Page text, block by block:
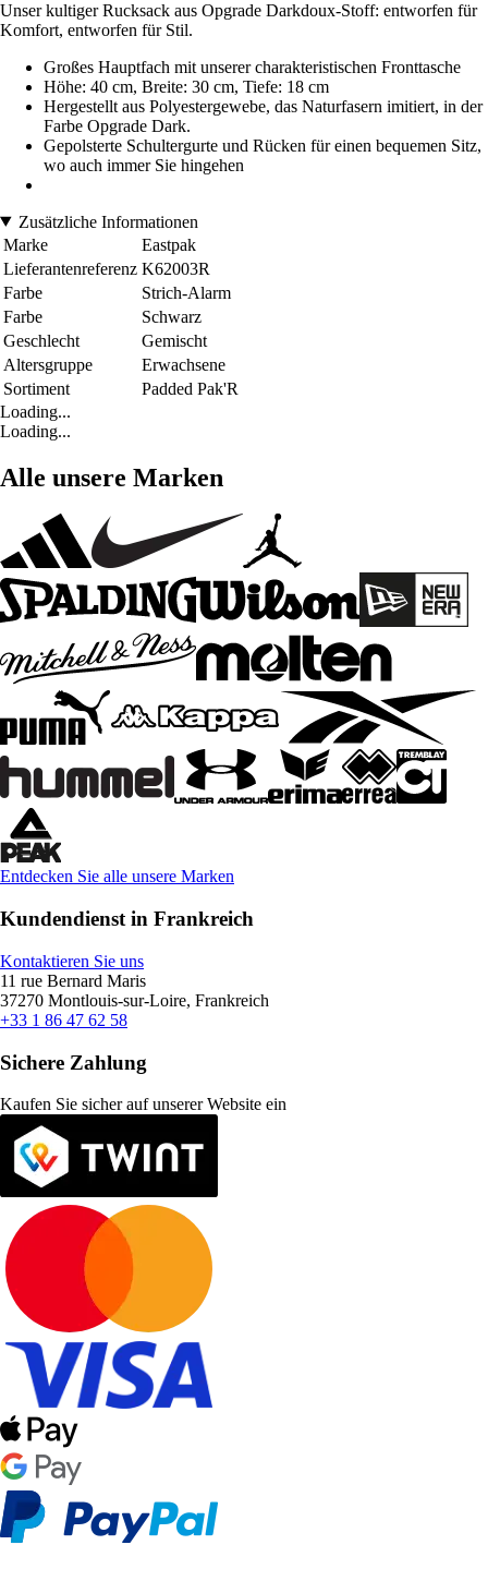
Unser kultiger Rucksack aus Opgrade Darkdoux-Stoff: entworfen für
Komfort, entworfen für Stil.
Großes Hauptfach mit unserer charakteristischen Fronttasche
Höhe: 40 cm, Breite: 30 cm, Tiefe: 18 cm
Hergestellt aus Polyestergewebe, das Naturfasern imitiert, in der
Farbe Opgrade Dark.
Gepolsterte Schultergurte und Rücken für einen bequemen Sitz,
wo auch immer Sie hingehen
Zusätzliche Informationen
Marke
Eastpak
Lieferantenreferenz K62003R
Farbe
Strich-Alarm
Farbe
Schwarz
Geschlecht
Gemischt
Altersgruppe
Erwachsene
Sortiment
Padded Pak'R
Loading...
Loading...
Alle unsere Marken
Entdecken Sie alle unsere Marken
Kundendienst in Frankreich
Kontaktieren Sie uns
11 rue Bernard Maris
37270 Montlouis-sur-Loire, Frankreich
+33 1 86 47 62 58
Sichere Zahlung
Kaufen Sie sicher auf unserer Website ein